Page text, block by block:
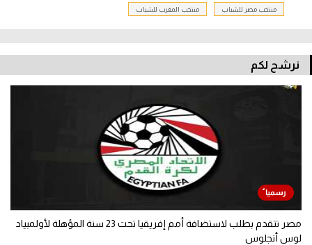
منتخب مصر للشباب منتخب المغرب للشباب
نرشح لكم
مصر تتقدم بطلب لاستضافة أمم إفريقيا تحت 23 سنة المؤهلة لأولمبياد
لوس أنجلوس